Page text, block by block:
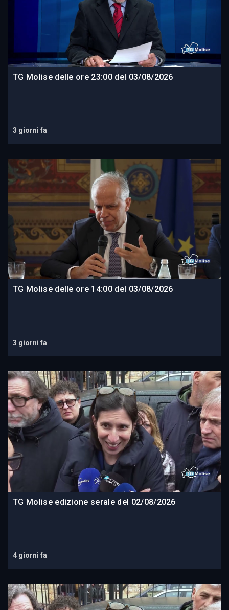
TG Molise delle ore 23:00 del 03/08/2026
3 giorni fa
TG Molise delle ore 14:00 del 03/08/2026
3 giorni fa
TG Molise edizione serale del 02/08/2026
4 giorni fa